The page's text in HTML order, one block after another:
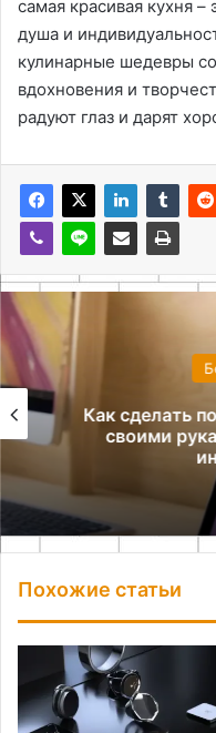
самая красивая кухня –
душа и
кулинарные шедевры
вдохновения и
радуют глаз и дарят
Как сделать
своими
Похожие статьи